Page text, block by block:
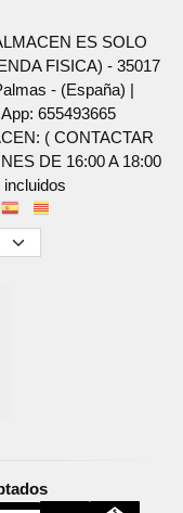
ES SOLO
FISICA) - 35017
- (España) |
655493665
( CONTACTAR
DE 16:00 A 18:00